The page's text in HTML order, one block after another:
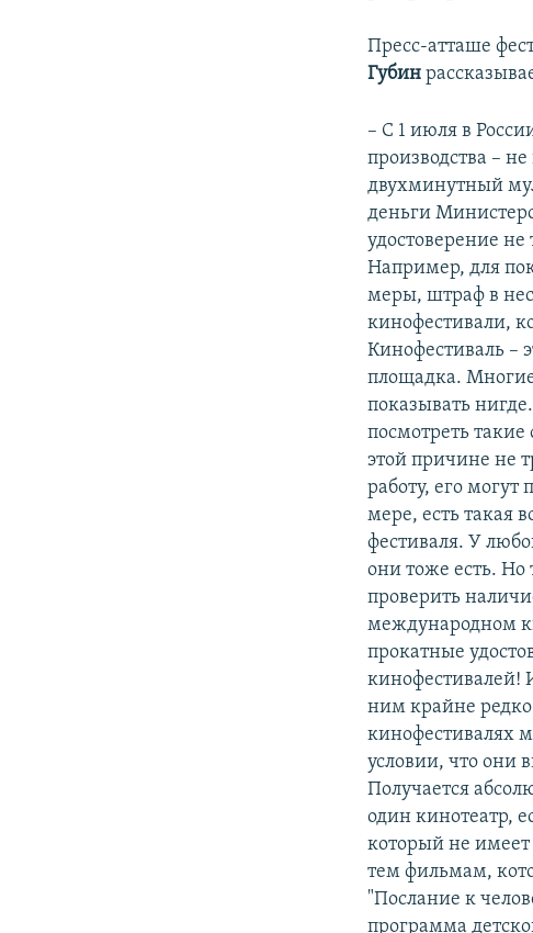
Пресс-атташе
Губин
– С 1 июля в
производства –
двухминутный
деньги
удостоверение не
Например, для
меры, штраф в
кинофестивали,
Кинофестиваль –
площадка.
показывать
посмотреть
этой причине не
работу, его
мере, есть такая
фестиваля. У
они тоже есть. Но
проверить
международном
прокатные
кинофестивалей!
ним крайне
кинофестивалях
условии, что они
Получается
один кинотеатр,
который не имеет
тем фильмам,
"Послание к
программа